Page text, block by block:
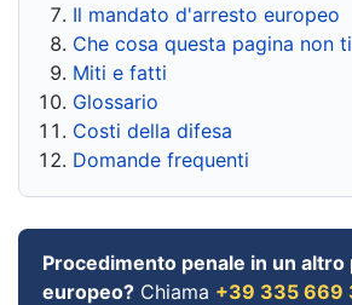
Il mandato d'arresto europeo
Che cosa questa pagina non
Miti e fatti
Glossario
Costi della difesa
Domande frequenti
Procedimento penale in un altro
europeo? Chiama +39 335 669